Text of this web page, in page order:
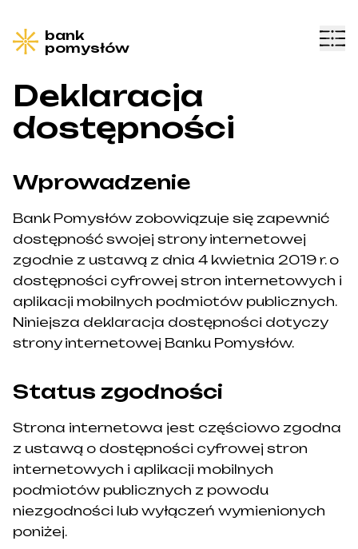
bank
pomysłów
Deklaracja
dostępności
Wprowadzenie
Bank Pomysłów zobowiązuje się zapewnić
dostępność swojej strony internetowej
zgodnie z ustawą z dnia 4 kwietnia 2019 r. o
dostępności cyfrowej stron internetowych i
aplikacji mobilnych podmiotów publicznych.
Niniejsza deklaracja dostępności dotyczy
strony internetowej Banku Pomysłów.
Status zgodności
Strona internetowa jest częściowo zgodna
z ustawą o dostępności cyfrowej stron
internetowych i aplikacji mobilnych
podmiotów publicznych z powodu
niezgodności lub wyłączeń wymienionych
poniżej.